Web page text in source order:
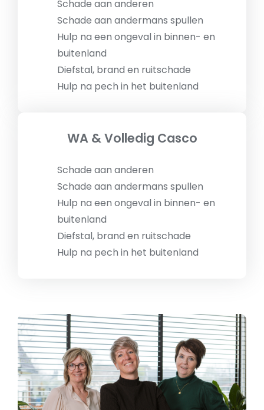
Schade aan anderen
Schade aan andermans spullen
Hulp na een ongeval in binnen- en
buitenland
Diefstal, brand en ruitschade
Hulp na pech in het buitenland
WA & Volledig Casco
Schade aan anderen
Schade aan andermans spullen
Hulp na een ongeval in binnen- en
buitenland
Diefstal, brand en ruitschade
Hulp na pech in het buitenland